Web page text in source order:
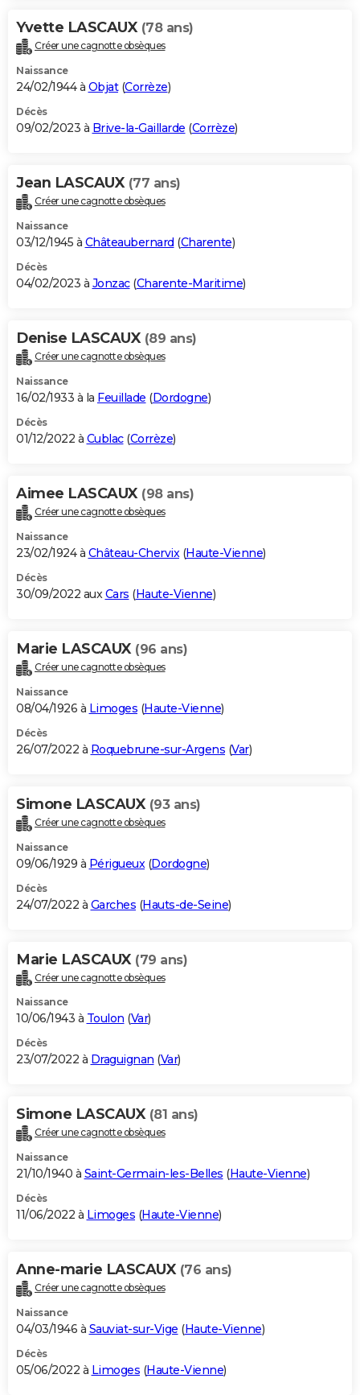
Yvette LASCAUX (78 ans)
Créer une cagnotte obsèques
Naissance
24/02/1944 à Objat(Corrèze)
Décès
09/02/2023 à Brive-la-Gaillarde (Corrèze)
Jean LASCAUX (77 ans)
Créer une cagnotte obsèques
Naissance
03/12/1945 à Châteaubernard (Charente)
Décès
04/02/2023 à Jonzac(Charente-Maritime)
Denise LASCAUX (89 ans)
Créer une cagnotte obsèques
Naissance
16/02/1933 à la Feuillade (Dordogne)
Décès
01/12/2022 à Cublac(Corrèze)
Aimee LASCAUX (98 ans)
Créer une cagnotte obsèques
Naissance
23/02/1924 à Château-Chervix(Haute-Vienne)
Décès
30/09/2022 auxCars (Haute-Vienne)
Marie LASCAUX (96 ans)
Créer une cagnotte obsèques
Naissance
08/04/1926 à Limoges (Haute-Vienne)
Décès
26/07/2022 à Roquebrune-sur-Argens (Var)
Simone LASCAUX (93 ans)
Créer une cagnotte obsèques
Naissance
09/06/1929 à Périgueux (Dordogne)
Décès
24/07/2022 à Garches (Hauts-de-Seine)
Marie LASCAUX (79 ans)
Créer une cagnotte obsèques
Naissance
10/06/1943 à Toulon (Var)
Décès
23/07/2022 à Draguignan (Var)
Simone LASCAUX (81 ans)
Créer une cagnotte obsèques
Naissance
21/10/1940 à Saint-Germain-les-Belles (Haute-Vienne)
Décès
11/06/2022 à Limoges (Haute-Vienne)
Anne-marie LASCAUX (76 ans)
Créer une cagnotte obsèques
Naissance
04/03/1946 à Sauviat-sur-Vige (Haute-Vienne)
Décès
05/06/2022 à Limoges (Haute-Vienne)